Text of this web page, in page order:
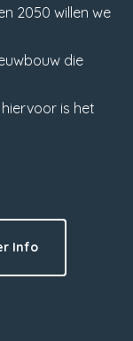
2050 willen we
die
is het
Info